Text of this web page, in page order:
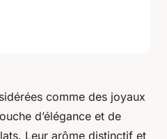
comme des joyaux
d’élégance et de
Leur arôme distinctif et